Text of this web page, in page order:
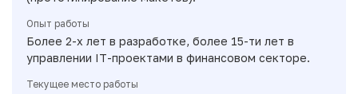
Опыт работы
Более 2-х лет в разработке, более 15-ти лет в
управлении IT-проектами в финансовом секторе.
Текущее место работы